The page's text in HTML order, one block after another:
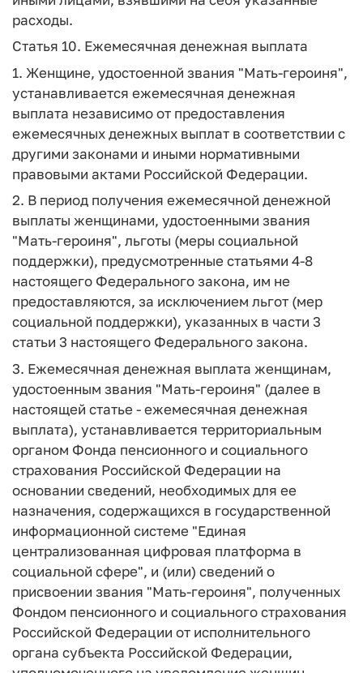
расходы.
Статья 10. Ежемесячная денежная выплата
1. Женщине, удостоенной звания "Мать-героиня",
устанавливается ежемесячная денежная
выплата независимо от предоставления
ежемесячных денежных выплат в соответствии с
другими законами и иными нормативными
правовыми актами Российской Федерации.
2. В период получения ежемесячной денежной
выплаты женщинами, удостоенными звания
"Мать-героиня", льготы (меры социальной
поддержки), предусмотренные статьями 4-8
настоящего Федерального закона, им не
предоставляются, за исключением льгот (мер
социальной поддержки), указанных в части 3
статьи 3 настоящего Федерального закона.
3. Ежемесячная денежная выплата женщинам,
удостоенным звания "Мать-героиня" (далее в
настоящей статье - ежемесячная денежная
выплата), устанавливается территориальным
органом Фонда пенсионного и социального
страхования Российской Федерации на
основании сведений, необходимых для ее
назначения, содержащихся в государственной
информационной системе "Единая
централизованная цифровая платформа в
социальной сфере", и (или) сведений о
присвоении звания "Мать-героиня", полученных
Фондом пенсионного и социального страхования
Российской Федерации от исполнительного
органа субъекта Российской Федерации,